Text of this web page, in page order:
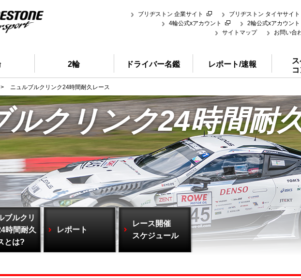
ブリヂストン 企業サイト
ブリヂストン タイヤサイト
4輪公式xアカウント
2輪公式xアカウント
サイトマップ
お問い合
2輪 ドライバー名鑑 レポート/速報
> ニュルブルクリンク24時間耐久レース
ルクリンク24時間耐
ブルクリ
時間耐久
とは?
レポート
レース開催
スケジュール